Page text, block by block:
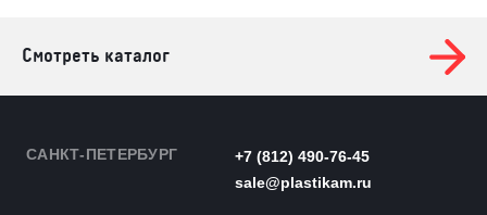
Смотреть каталог
САНКТ-ПЕТЕРБУРГ
+7 (812) 490-76-45
sale@plastikam.ru